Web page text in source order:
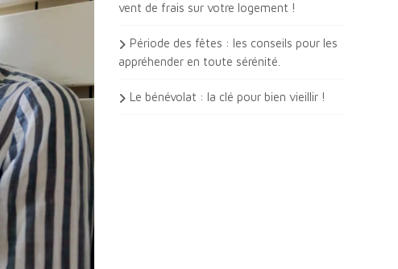
vent de frais sur votre logement !
Période des fêtes : les conseils pour les
appréhender en toute sérénité.
Le bénévolat : la clé pour bien vieillir !